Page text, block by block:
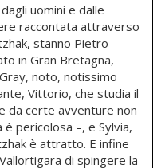
uomini e dalle
raccontata attraverso
stanno Pietro
in Gran Bretagna,
noto, notissimo
Vittorio, che studia il
da certe avventure non
pericolosa –, e Sylvia,
è attratto. E infine
di spingere la